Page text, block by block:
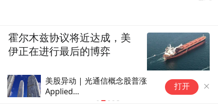
美股异动 | 光通信概念股普涨
Applied
Optoelectronics(AAOI.US)涨
打开
霍尔木兹协议将近达成，美
伊正在进行最后的博弈